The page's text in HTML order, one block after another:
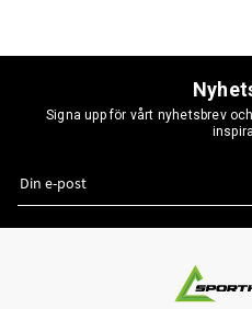
Signa upp för vårt nyhetsbrev